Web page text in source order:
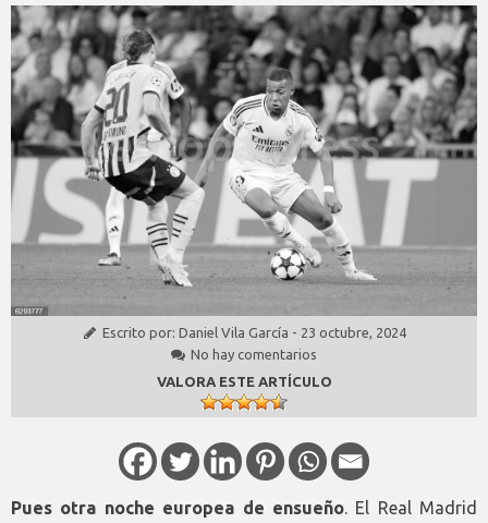
Escrito por: Daniel Vila García - 23 octubre, 2024
No hay comentarios
VALORA ESTE ARTÍCULO
Pues otra noche europea de ensueño. El Real Madrid